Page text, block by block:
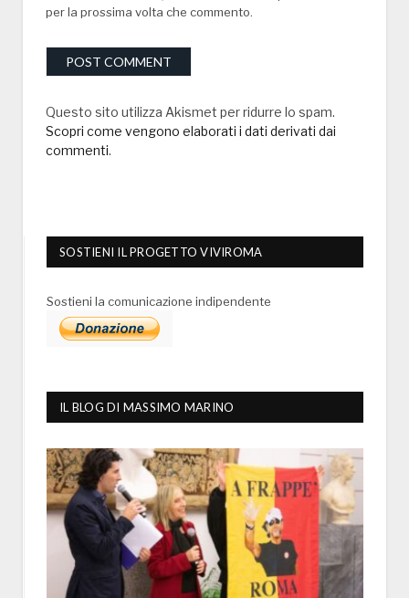
per la prossima volta che commento.
Questo sito utilizza Akismet per ridurre lo spam.
Scopri come vengono elaborati i dati derivati dai
commenti.
SOSTIENI IL PROGETTO VIVIROMA
Sostieni la comunicazione indipendente
IL BLOG DI MASSIMO MARINO